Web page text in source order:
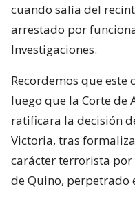
cuando salía del
arrestado por
Investigaciones.
Recordemos que
luego que la Corte de
ratificara la decisión
Victoria, tras
carácter terrorista
de Quino, perpetrado